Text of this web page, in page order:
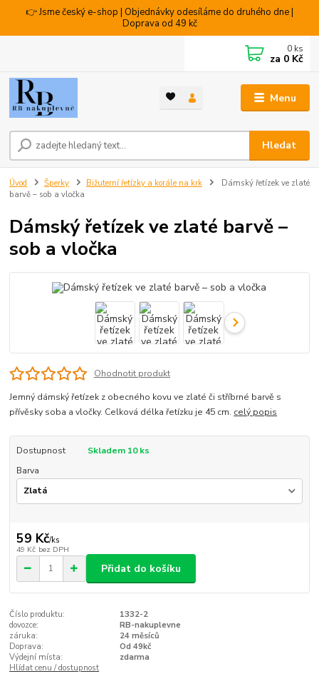
👉 Jsme český e-shop | Objednávky odesíláme do druhého dne |
Doprava od 49 kč
Menu
Hledat
0 ks
za 0 Kč
Úvod Šperky Bižuterní řetízky a korále na krk
Dámský řetízek ve zlaté
barvě – sob a vločka
Dámský řetízek ve zlaté barvě –
sob a vločka
Ohodnotit produkt
Jemný dámský řetízek z obecného kovu ve zlaté či stříbrné barvě s
přívěsky soba a vločky. Celková délka řetízku je 45 cm. celý popis
Dostupnost
Skladem 10 ks
Barva
59 Kč/ks
49 Kč bez DPH
Přidat do košíku
Číslo produktu:
1332-2
dovozce:
RB-nakuplevne
záruka:
24 měsíců
Doprava:
Od 49kč
Výdejní místa:
zdarma
Hlídat cenu / dostupnost